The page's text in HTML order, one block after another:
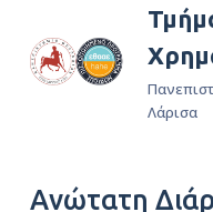
ε
σ
Λάρισα
Ανώτατη